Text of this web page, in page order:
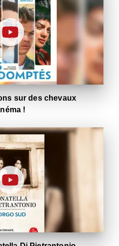
sur des chevaux
!